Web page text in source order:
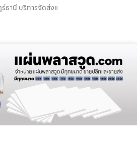
ธานี บริการจัดส่งแ